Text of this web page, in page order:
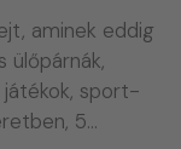
aminek eddig
ülőpárnák,
játékok, sport-
5…